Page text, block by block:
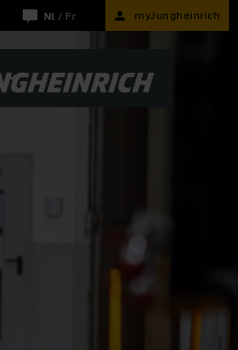
Nl / Fr myJungheinrich